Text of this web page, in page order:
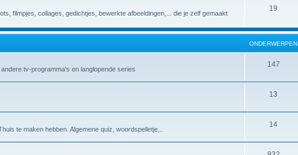
filmpjes, collages, gedichtjes, bewerkte afbeeldingen,... die je zelf gemaakt
19
ONDERWERPEN
tv-programma's en langlopende series
147
13
te maken hebben. Algemene quiz, woordspelletje,..
14